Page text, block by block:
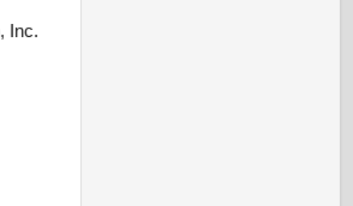
Inc.